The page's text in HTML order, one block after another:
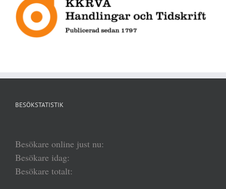
BESÖKSTATISTIK
Besökare online just nu:
Besökare idag:
Besökare totalt: